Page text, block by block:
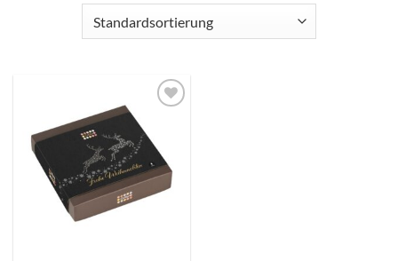
Auf die
Wunschliste